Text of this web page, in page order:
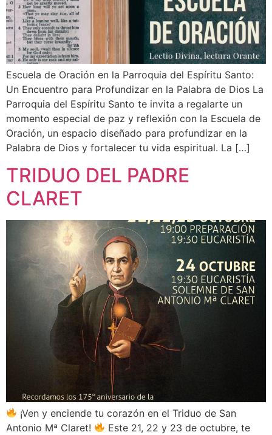
Escuela de Oración en la Parroquia del Espíritu Santo:
Un Encuentro para Profundizar en la Palabra de Dios La
Parroquia del Espíritu Santo te invita a regalarte un
momento especial de paz y reflexión con la Escuela de
Oración, un espacio diseñado para profundizar en la
Palabra de Dios y fortalecer tu vida espiritual. La […]
TRIDUO DEL PADRE
CLARET
¡Ven y enciende tu corazón en el Triduo de San
Antonio Mª Claret!
Este 21, 22 y 23 de octubre, te